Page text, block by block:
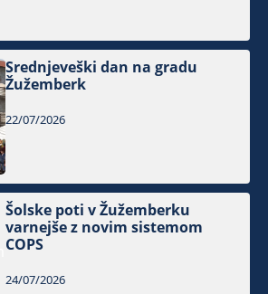
Srednjeveški dan na gradu
Žužemberk
22/07/2026
Šolske poti v Žužemberku
varnejše z novim sistemom
COPS
24/07/2026